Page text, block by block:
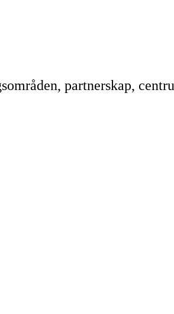
partnerskap,